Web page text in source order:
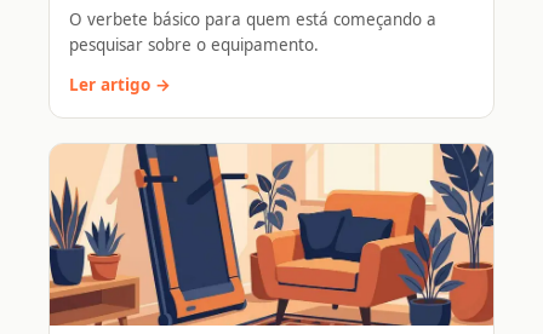
O verbete básico para quem está começando a
pesquisar sobre o equipamento.
Ler artigo →